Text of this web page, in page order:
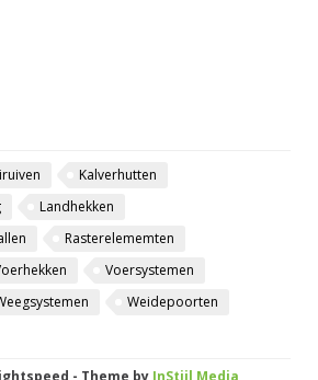
Kalverhutten
Landhekken
Rasterelememten
Voersystemen
Weidepoorten